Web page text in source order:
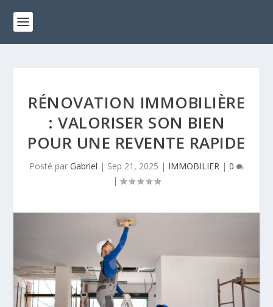
RÉNOVATION IMMOBILIÈRE
: VALORISER SON BIEN
POUR UNE REVENTE RAPIDE
Posté par Gabriel | Sep 21, 2025 | IMMOBILIER | 0
|